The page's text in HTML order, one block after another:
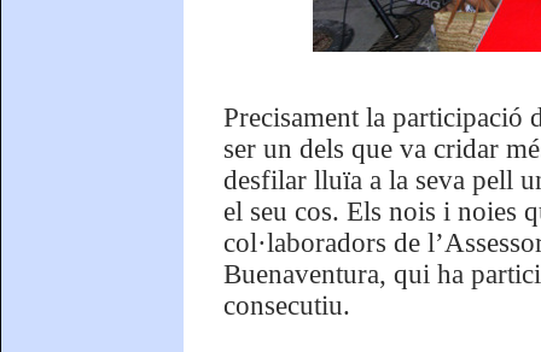
Precisament la participació
ser un dels que va cridar
desfilar lluïa a la seva pell
el seu cos. Els nois i noies
col·laboradors de
Buenaventura, qui ha
consecutiu.